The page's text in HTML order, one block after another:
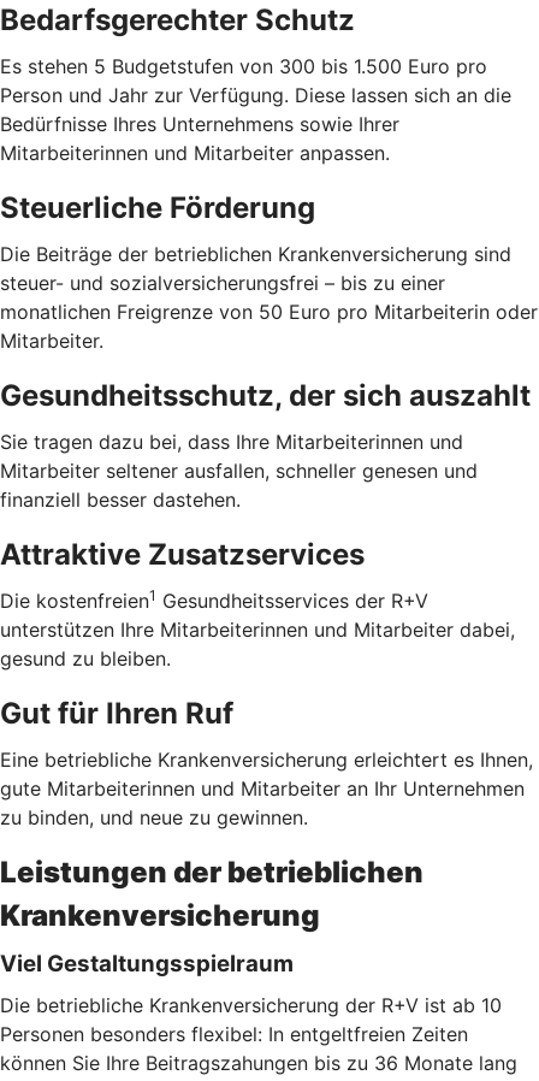
Bedarfsgerechter Schutz
Es stehen 5 Budgetstufen von 300 bis 1.500 Euro pro
Person und Jahr zur Verfügung. Diese lassen sich an die
Bedürfnisse Ihres Unternehmens sowie Ihrer
Mitarbeiterinnen und Mitarbeiter anpassen.
Steuerliche Förderung
Die Beiträge der betrieblichen Krankenversicherung sind
steuer- und sozialversicherungsfrei – bis zu einer
monatlichen Freigrenze von 50 Euro pro Mitarbeiterin oder
Mitarbeiter.
Gesundheitsschutz, der sich auszahlt
Sie tragen dazu bei, dass Ihre Mitarbeiterinnen und
Mitarbeiter seltener ausfallen, schneller genesen und
finanziell besser dastehen.
Attraktive Zusatzservices
Die kostenfreien1 Gesundheitsservices der R+V
unterstützen Ihre Mitarbeiterinnen und Mitarbeiter dabei,
gesund zu bleiben.
Gut für Ihren Ruf
Eine betriebliche Krankenversicherung erleichtert es Ihnen,
gute Mitarbeiterinnen und Mitarbeiter an Ihr Unternehmen
zu binden, und neue zu gewinnen.
Leistungen der betrieblichen
Krankenversicherung
Viel Gestaltungsspielraum
Die betriebliche Krankenversicherung der R+V ist ab 10
Personen besonders flexibel: In entgeltfreien Zeiten
können Sie Ihre Beitragszahungen bis zu 36 Monate lang